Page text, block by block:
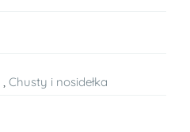
Chusty i nosidełka